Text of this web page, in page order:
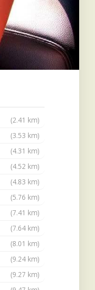
(2.41 km)
(3.53 km)
(4.31 km)
(4.52 km)
(4.83 km)
(5.76 km)
(7.41 km)
(7.64 km)
(8.01 km)
(9.24 km)
(9.27 km)